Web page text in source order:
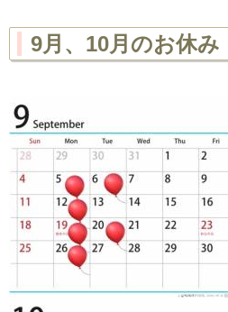
9月、10月のお休み